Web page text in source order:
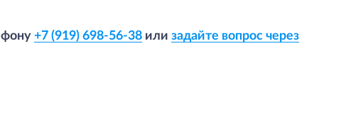
+7 (919) 698-56-38 или задайте вопрос через